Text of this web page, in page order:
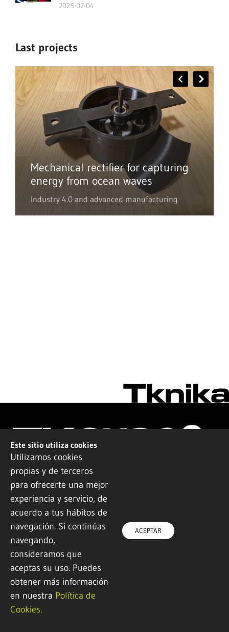
2025-02-04
Last projects
Mechanical rectifier for capturing
energy from ocean waves
Industry 4.0 and advanced manufacturing
(+34) 943 082 900
info@tknika.eus
Zamalbide Auzoa z/g
20100 Errenteria (Gipuzkoa)
www.tknika.eus
THE TKGUNE NETWORK
PROJECTS
Este sitio utiliza cookies
Utilizamos cookies
propias y de terceros
para ofrecerte una mejor
experiencia y servicio, de
acuerdo a tus hábitos de
navegación. Si continúas
navegando,
consideramos que
aceptas su uso. Puedes
obtener más información
en nuestra Política de
Cookies.
ACEPTAR